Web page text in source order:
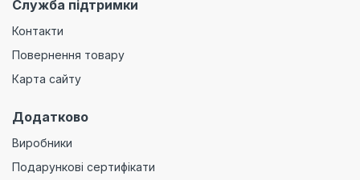
Служба підтримки
Контакти
Повернення товару
Карта сайту
Додатково
Виробники
Подарункові сертифікати